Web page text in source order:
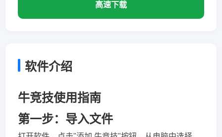
高速下载
软件介绍
牛竞技使用指南
第一步：导入文件